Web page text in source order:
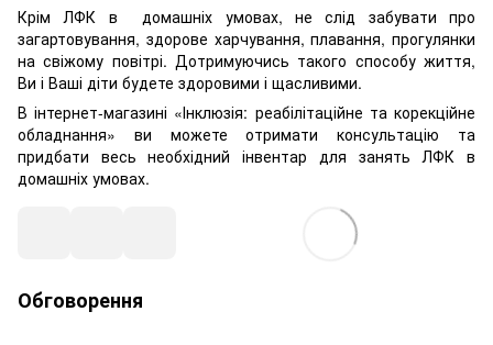
Крім ЛФК в домашніх умовах, не слід забувати про
загартовування, здорове харчування, плавання, прогулянки
на свіжому повітрі. Дотримуючись такого способу життя,
Ви і Ваші діти будете здоровими і щасливими.
В інтернет-магазині «Інклюзія: реабілітаційне та корекційне
обладнання» ви можете отримати консультацію та
придбати весь необхідний інвентар для занять ЛФК в
домашніх умовах.
Обговорення